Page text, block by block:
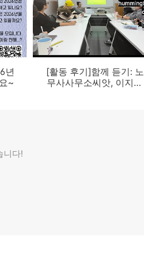
년
~
[활동 후기]함께 듣기: 노
무사사무소씨앗, 이지혜
니다!